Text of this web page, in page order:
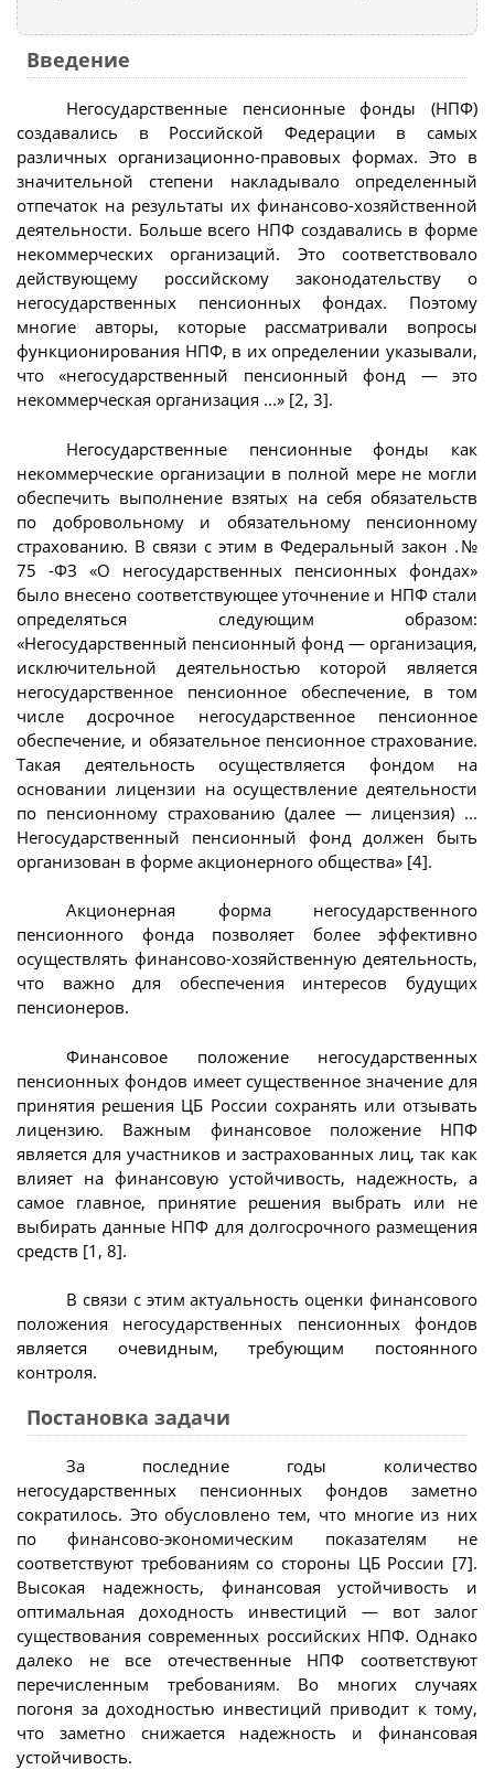
Введение
Негосударственные пенсионные фонды (НПФ)
создавались в Российской Федерации в самых
различных организационно-правовых формах. Это в
значительной степени накладывало определенный
отпечаток на результаты их финансово-хозяйственной
деятельности. Больше всего НПФ создавались в форме
некоммерческих организаций. Это соответствовало
действующему российскому законодательству о
негосударственных пенсионных фондах. Поэтому
многие авторы, которые рассматривали вопросы
функционирования НПФ, в их определении указывали,
что «негосударственный пенсионный фонд — это
некоммерческая организация ...» [2, 3].
Негосударственные пенсионные фонды как
некоммерческие организации в полной мере не могли
обеспечить выполнение взятых на себя обязательств
по добровольному и обязательному пенсионному
страхованию. В связи с этим в Федеральный закон .№
75 -ФЗ «О негосударственных пенсионных фондах»
было внесено соответствующее уточнение и НПФ стали
определяться следующим образом:
«Негосударственный пенсионный фонд — организация,
исключительной деятельностью которой является
негосударственное пенсионное обеспечение, в том
числе досрочное негосударственное пенсионное
обеспечение, и обязательное пенсионное страхование.
Такая деятельность осуществляется фондом на
основании лицензии на осуществление деятельности
по пенсионному страхованию (далее — лицензия) ...
Негосударственный пенсионный фонд должен быть
организован в форме акционерного общества» [4].
Акционерная форма негосударственного
пенсионного фонда позволяет более эффективно
осуществлять финансово-хозяйственную деятельность,
что важно для обеспечения интересов будущих
пенсионеров.
Финансовое положение негосударственных
пенсионных фондов имеет существенное значение для
принятия решения ЦБ России сохранять или отзывать
лицензию. Важным финансовое положение НПФ
является для участников и застрахованных лиц, так как
влияет на финансовую устойчивость, надежность, а
самое главное, принятие решения выбрать или не
выбирать данные НПФ для долгосрочного размещения
средств [1, 8].
В связи с этим актуальность оценки финансового
положения негосударственных пенсионных фондов
является очевидным, требующим постоянного
контроля.
Постановка задачи
За последние годы количество
негосударственных пенсионных фондов заметно
сократилось. Это обусловлено тем, что многие из них
по финансово-экономическим показателям не
соответствуют требованиям со стороны ЦБ России [7].
Высокая надежность, финансовая устойчивость и
оптимальная доходность инвестиций — вот залог
существования современных российских НПФ. Однако
далеко не все отечественные НПФ соответствуют
перечисленным требованиям. Во многих случаях
погоня за доходностью инвестиций приводит к тому,
что заметно снижается надежность и финансовая
устойчивость.